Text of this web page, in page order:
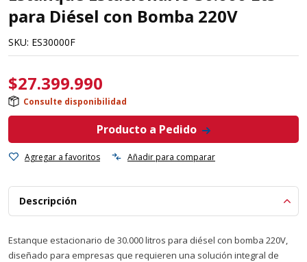
para Diésel con Bomba 220V
SKU: ES30000F
$27.399.990
Consulte disponibilidad
Producto a Pedido
Agregar a favoritos Añadir para comparar
Descripción
Estanque estacionario de 30.000 litros para diésel con bomba 220V,
diseñado para empresas que requieren una solución integral de